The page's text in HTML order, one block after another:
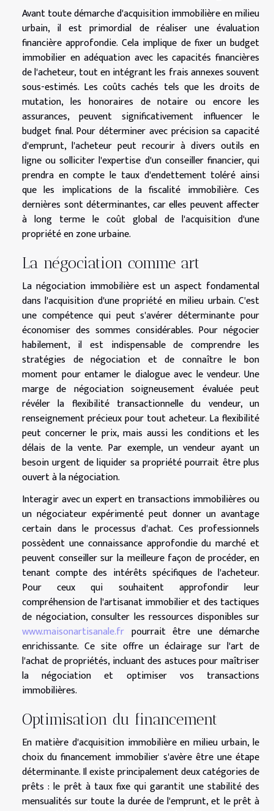
Avant toute démarche d'acquisition immobilière en milieu
urbain, il est primordial de réaliser une évaluation
financière approfondie. Cela implique de fixer un budget
immobilier en adéquation avec les capacités financières
de l'acheteur, tout en intégrant les frais annexes souvent
sous-estimés. Les coûts cachés tels que les droits de
mutation, les honoraires de notaire ou encore les
assurances, peuvent significativement influencer le
budget final. Pour déterminer avec précision sa capacité
d'emprunt, l'acheteur peut recourir à divers outils en
ligne ou solliciter l'expertise d'un conseiller financier, qui
prendra en compte le taux d'endettement toléré ainsi
que les implications de la fiscalité immobilière. Ces
dernières sont déterminantes, car elles peuvent affecter
à long terme le coût global de l'acquisition d'une
propriété en zone urbaine.
La négociation comme art
La négociation immobilière est un aspect fondamental
dans l'acquisition d'une propriété en milieu urbain. C'est
une compétence qui peut s'avérer déterminante pour
économiser des sommes considérables. Pour négocier
habilement, il est indispensable de comprendre les
stratégies de négociation et de connaître le bon
moment pour entamer le dialogue avec le vendeur. Une
marge de négociation soigneusement évaluée peut
révéler la flexibilité transactionnelle du vendeur, un
renseignement précieux pour tout acheteur. La flexibilité
peut concerner le prix, mais aussi les conditions et les
délais de la vente. Par exemple, un vendeur ayant un
besoin urgent de liquider sa propriété pourrait être plus
ouvert à la négociation.
Interagir avec un expert en transactions immobilières ou
un négociateur expérimenté peut donner un avantage
certain dans le processus d'achat. Ces professionnels
possèdent une connaissance approfondie du marché et
peuvent conseiller sur la meilleure façon de procéder, en
tenant compte des intérêts spécifiques de l'acheteur.
Pour ceux qui souhaitent approfondir leur
compréhension de l'artisanat immobilier et des tactiques
de négociation, consulter les ressources disponibles sur
www.maisonartisanale.fr pourrait être une démarche
enrichissante. Ce site offre un éclairage sur l'art de
l'achat de propriétés, incluant des astuces pour maîtriser
la négociation et optimiser vos transactions
immobilières.
Optimisation du financement
En matière d'acquisition immobilière en milieu urbain, le
choix du financement immobilier s'avère être une étape
déterminante. Il existe principalement deux catégories de
prêts : le prêt à taux fixe qui garantit une stabilité des
mensualités sur toute la durée de l'emprunt, et le prêt à